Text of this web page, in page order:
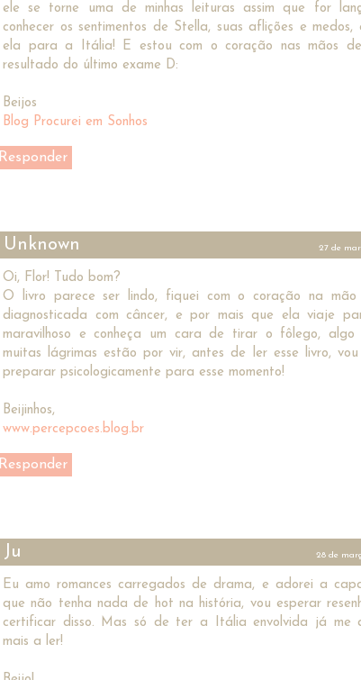
ele se torne uma de minhas leituras assim que for
conhecer os sentimentos de Stella, suas aflições e medos,
ela para a Itália! E estou com o coração nas mãos
resultado do último exame D:
Beijos
Blog Procurei em Sonhos
Responder
Unknown 27 de
Oi, Flor! Tudo bom?
O livro parece ser lindo, fiquei com o coração na
diagnosticada com câncer, e por mais que ela viaje
maravilhoso e conheça um cara de tirar o fôlego, algo
muitas lágrimas estão por vir, antes de ler esse livro, vou
preparar psicologicamente para esse momento!
Beijinhos,
www.percepcoes.blog.br
Responder
Ju 28 de
Eu amo romances carregados de drama, e adorei a
que não tenha nada de hot na história, vou esperar
certificar disso. Mas só de ter a Itália envolvida já me
mais a ler!